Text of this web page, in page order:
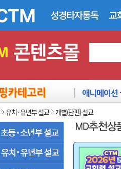
유치·유년부 설교 개별(단편) 설교